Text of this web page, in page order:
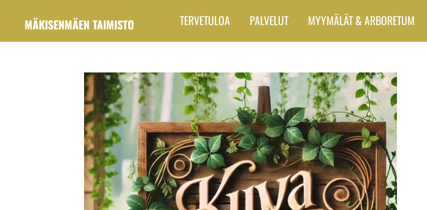
Siirry
MÄKISENMÄEN TAIMISTO TERVETULOA PALVELUT MYYMÄLÄT & ARBORETUM